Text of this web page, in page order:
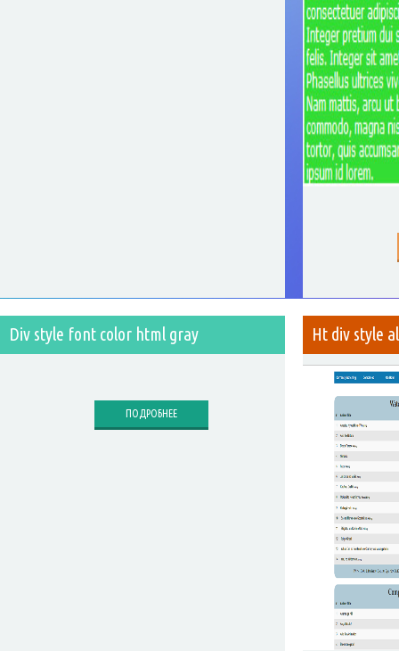
Div style font color html gray
ПОДРОБНЕЕ
Ht div style